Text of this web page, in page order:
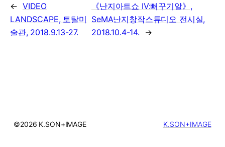
← VIDEO
LANDSCAPE, 토탈미
술관, 2018.9.13-27.
《난지아트쇼 IV:뻐꾸기알》,
SeMA난지창작스튜디오 전시실,
2018.10.4-14.
→
©2026 K.SON+IMAGE K.SON+IMAGE